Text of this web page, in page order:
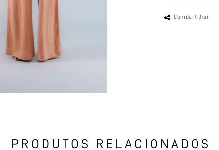
Compartilhar
PRODUTOS RELACIONADOS